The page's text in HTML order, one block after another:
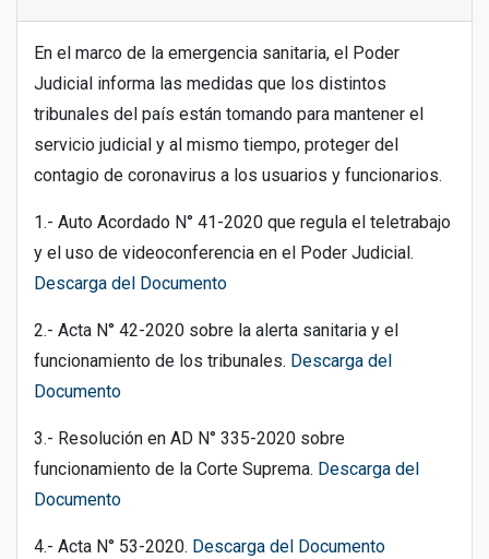
En el marco de la emergencia sanitaria, el Poder
Judicial informa las medidas que los distintos
tribunales del país están tomando para mantener el
servicio judicial y al mismo tiempo, proteger del
contagio de coronavirus a los usuarios y funcionarios.
1.- Auto Acordado N° 41-2020 que regula el teletrabajo
y el uso de videoconferencia en el Poder Judicial.
Descarga del Documento
2.- Acta N° 42-2020 sobre la alerta sanitaria y el
funcionamiento de los tribunales. Descarga del
Documento
3.- Resolución en AD N° 335-2020 sobre
funcionamiento de la Corte Suprema. Descarga del
Documento
4.- Acta N° 53-2020. Descarga del Documento